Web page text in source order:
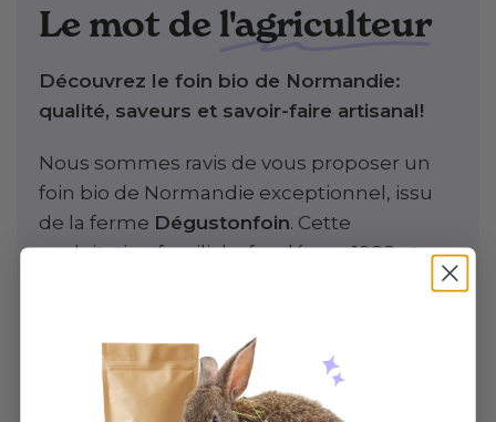
Le mot del'agriculteur
Découvrez le foin bio de Normandie:
qualité, saveurs et savoir-faire artisanal!
Nous sommes ravis de vous proposer un
foin bio de Normandie exceptionnel, issu
de la ferme Dégustonfoin. Cette
exploitation familiale, fondée en 1988 et
inégalée, cultivé et récolté dans le respect
de la nature et du goût.